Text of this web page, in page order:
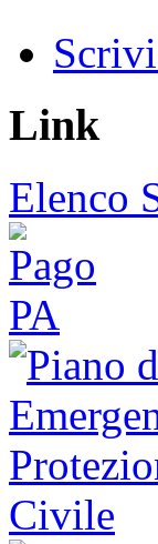
Link
Elenco